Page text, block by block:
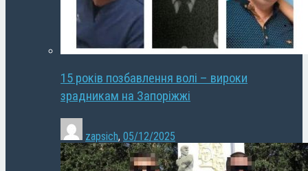
15 років позбавлення волі – вироки
зрадникам на Запоріжжі
zapsich, 05/12/2025